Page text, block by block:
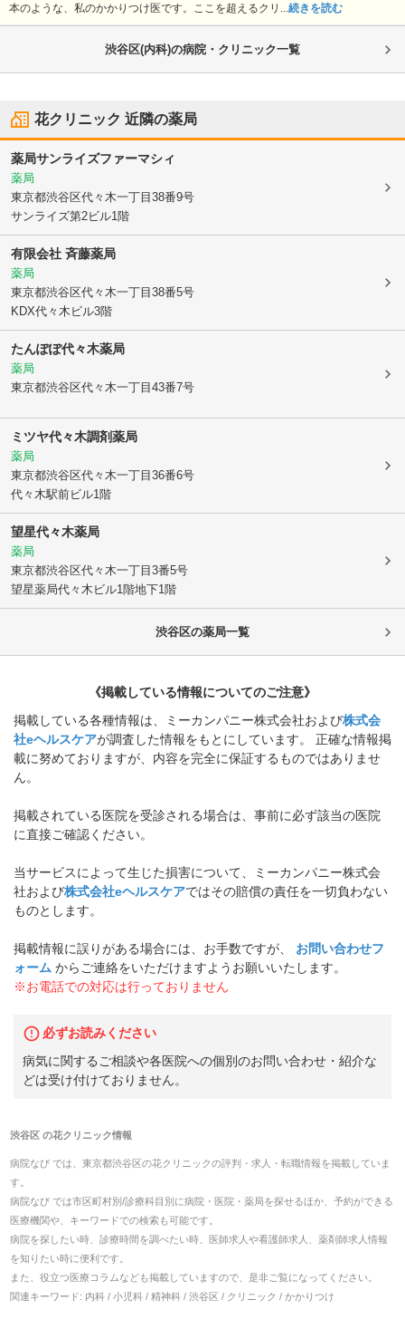
本のような、私のかかりつけ医です。ここを超えるクリ... 続きを読む
渋谷区(内科)の病院・クリニック一覧
花クリニック 近隣の薬局
薬局サンライズファーマシィ
薬局
東京都渋谷区代々木一丁目38番9号
サンライズ第2ビル1階
有限会社 斉藤薬局
薬局
東京都渋谷区代々木一丁目38番5号
KDX代々木ビル3階
たんぽぽ代々木薬局
薬局
東京都渋谷区代々木一丁目43番7号
ミツヤ代々木調剤薬局
薬局
東京都渋谷区代々木一丁目36番6号
代々木駅前ビル1階
望星代々木薬局
薬局
東京都渋谷区代々木一丁目3番5号
望星薬局代々木ビル1階地下1階
渋谷区の薬局一覧
《掲載している情報についてのご注意》
掲載している各種情報は、ミーカンパニー株式会社および株式会
社eヘルスケアが調査した情報をもとにしています。 正確な情報掲
載に努めておりますが、内容を完全に保証するものではありませ
ん。
掲載されている医院を受診される場合は、事前に必ず該当の医院
に直接ご確認ください。
当サービスによって生じた損害について、ミーカンパニー株式会
社および株式会社eヘルスケアではその賠償の責任を一切負わない
ものとします。
掲載情報に誤りがある場合には、お手数ですが、
お問い合わせフ
ォーム からご連絡をいただけますようお願いいたします。
※お電話での対応は行っておりません
必ずお読みください
病気に関するご相談や各医院への個別のお問い合わせ・紹介な
どは受け付けておりません。
渋谷区の花クリニック情報
病院なび では、 東京都渋谷区の花クリニックの評判・求人・転職情報を掲載していま
す。
病院なび では市区町村別/診療科目別に病院・医院・薬局を探せるほか、予約ができる
医療機関や、キーワードでの検索も可能です。
病院を探したい時、診療時間を調べたい時、医師求人や看護師求人、薬剤師求人情報
を知りたい時に便利です。
また、役立つ医療コラムなども掲載していますので、是非ご覧になってください。
関連キーワード: 内科 / 小児科 / 精神科 / 渋谷区 / クリニック / かかりつけ